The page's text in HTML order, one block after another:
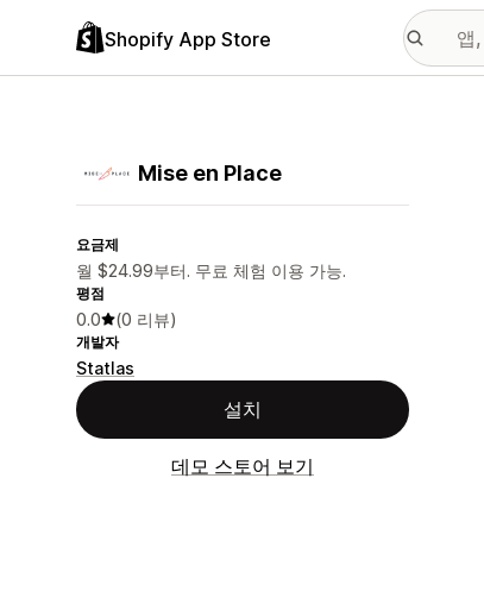
Shopify App Store
Mise en Place
요금제
월 $24.99부터. 무료 체험 이용 가능.
평점
0.0 (0 리뷰)
개발자
Statlas
설치
데모 스토어 보기